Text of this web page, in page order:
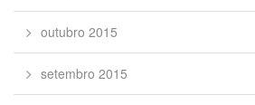
outubro 2015
setembro 2015